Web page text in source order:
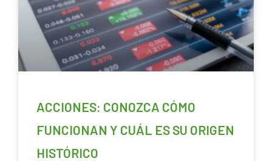
ACCIONES: CONOZCA CÓMO
FUNCIONAN Y CUÁL ES SU ORIGEN
HISTÓRICO